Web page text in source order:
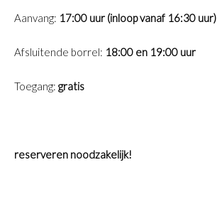
Aanvang: 17:00 uur (inloop vanaf 16:30 uur)
Afsluitende borrel: 18:00 en 19:00 uur
Toegang: gratis
reserveren noodzakelijk!